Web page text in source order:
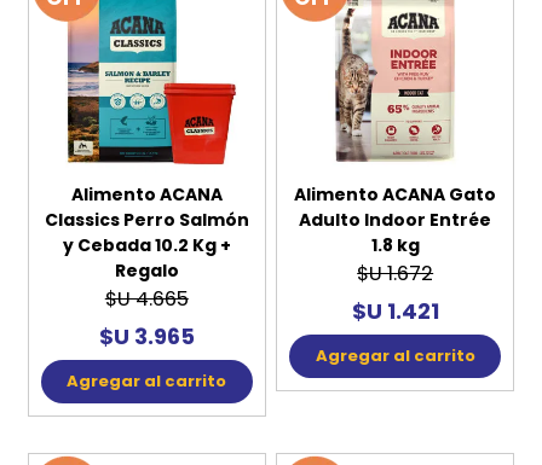
Alimento ACANA
Classics Perro Salmón
y Cebada 10.2 Kg +
Regalo
$U 4.665
$U 3.965
Agregar al carrito
Alimento ACANA Gato
Adulto Indoor Entrée
1.8 kg
$U 1.672
$U 1.421
Agregar al carrito